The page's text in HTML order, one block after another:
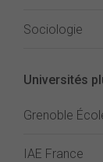
Sociologie
Universités
Grenoble
IAE France